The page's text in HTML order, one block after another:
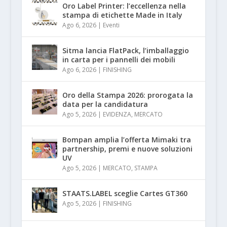
Oro Label Printer: l’eccellenza nella
stampa di etichette Made in Italy
Ago 6, 2026| Eventi
Sitma lancia FlatPack, l’imballaggio
in carta per i pannelli dei mobili
Ago 6, 2026| FINISHING
Oro della Stampa 2026: prorogata la
data per la candidatura
Ago 5, 2026| EVIDENZA, MERCATO
Bompan amplia l’offerta Mimaki tra
partnership, premi e nuove soluzioni
UV
Ago 5, 2026| MERCATO, STAMPA
STAATS.LABEL sceglie Cartes GT360
Ago 5, 2026| FINISHING